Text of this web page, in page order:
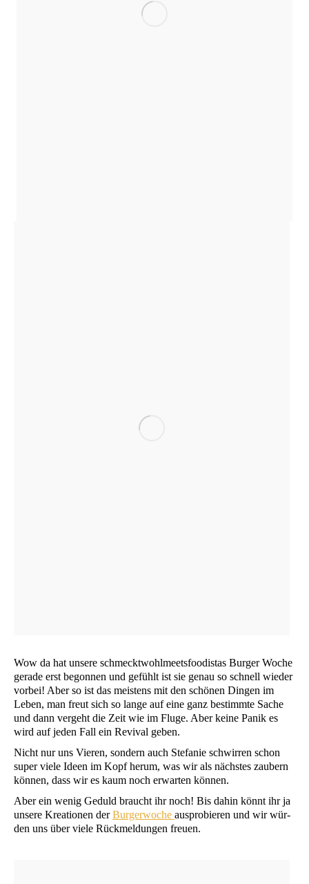
Wow da hat unse­re schmeckt­wohl­meets­foo­di­stas Bur­ger Woche
gera­de erst begon­nen und gefühlt ist sie genau so schnell wie­der
vor­bei! Aber so ist das meis­tens mit den schö­nen Din­gen im
Leben, man freut sich so lan­ge auf eine ganz bestimm­te Sache
und dann ver­geht die Zeit wie im Flu­ge. Aber kei­ne Panik es
wird auf jeden Fall ein Revi­val geben.
Nicht nur uns Vie­ren, son­dern auch Ste­fa­nie schwir­ren schon
super vie­le Ideen im Kopf her­um, was wir als nächs­tes zau­bern
kön­nen, dass wir es kaum noch erwar­ten können.
Aber ein wenig Geduld braucht ihr noch! Bis dahin könnt ihr ja
unse­re Krea­tio­nen derBur­ger­wo­che aus­pro­bie­ren und wir wür­
den uns über vie­le Rück­mel­dun­gen freuen.